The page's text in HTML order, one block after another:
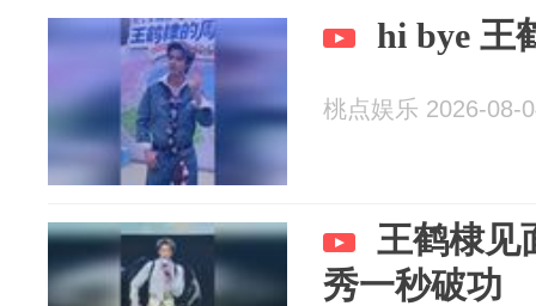
hi bye 王
桃点娱乐 2026-08-
王鹤棣见
秀一秒破功